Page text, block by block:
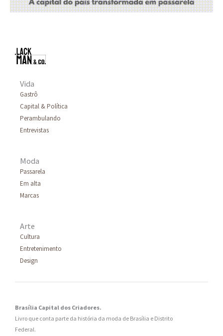
Vida
Gastrô
Capital & Política
Perambulando
Entrevistas
Moda
Passarela
Em alta
Marcas
Arte
Cultura
Entretenimento
Design
Brasília Capital dos Criadores.
Livro que conta parte da história da moda de Brasília e Distrito
Federal.